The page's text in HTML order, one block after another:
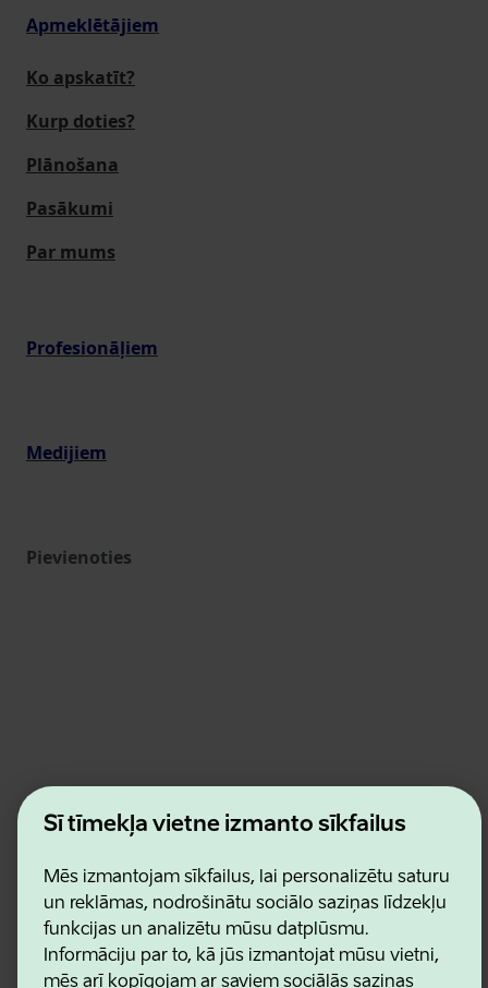
Šī tīmekļa vietne izmanto sīkfailus
Mēs izmantojam sīkfailus, lai personalizētu saturu
un reklāmas, nodrošinātu sociālo saziņas līdzekļu
funkcijas un analizētu mūsu datplūsmu.
Informāciju par to, kā jūs izmantojat mūsu vietni,
mēs arī kopīgojam ar saviem sociālās saziņas
Apmeklētājiem
Ko apskatīt?
Kurp doties?
Plānošana
Pasākumi
Par mums
Profesionāļiem
Medijiem
Pievienoties
Estonian Business and Innovation Agency
Kontakti
Lietošanas noteikumi
Sīkdatņu un konfidencialitātes politika